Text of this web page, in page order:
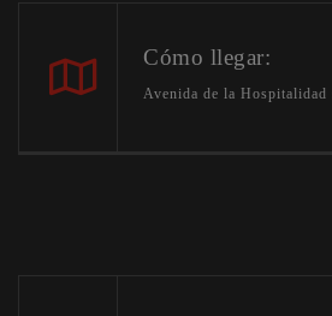
Cómo llegar:
Avenida de la